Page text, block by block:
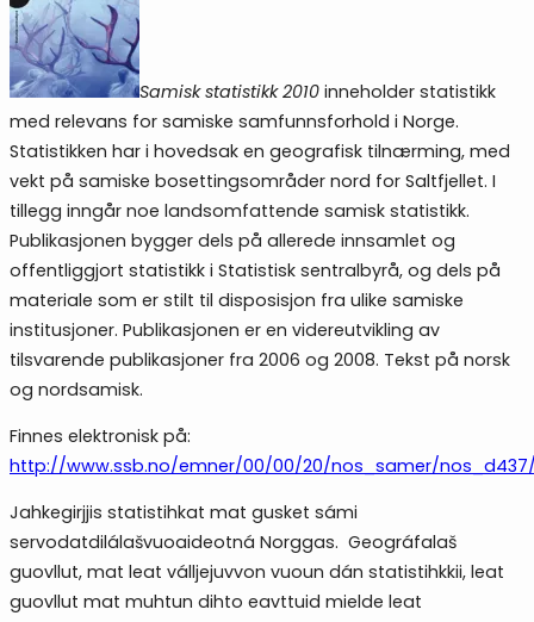
Samisk statistikk 2010 inneholder statistikk
med relevans for samiske samfunnsforhold i Norge.
Statistikken har i hovedsak en geografisk tilnærming, med
vekt på samiske bosettingsområder nord for Saltfjellet. I
tillegg inngår noe landsomfattende samisk statistikk.
Publikasjonen bygger dels på allerede innsamlet og
offentliggjort statistikk i Statistisk sentralbyrå, og dels på
materiale som er stilt til disposisjon fra ulike samiske
institusjoner. Publikasjonen er en videreutvikling av
tilsvarende publikasjoner fra 2006 og 2008. Tekst på norsk
og nordsamisk.
Finnes elektronisk på:
http://www.ssb.no/emner/00/00/20/nos_samer/
Jahkegirjjis statistihkat mat gusket sámi
servodatdilálašvuoaideotná Norggas. Geográfalaš
guovllut, mat leat válljejuvvon vuoun dán statistihkkii, leat
guovllut mat muhtun dihto eavttuid mielde leat